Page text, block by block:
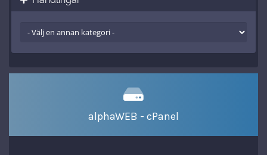
alphaWEB - cPanel